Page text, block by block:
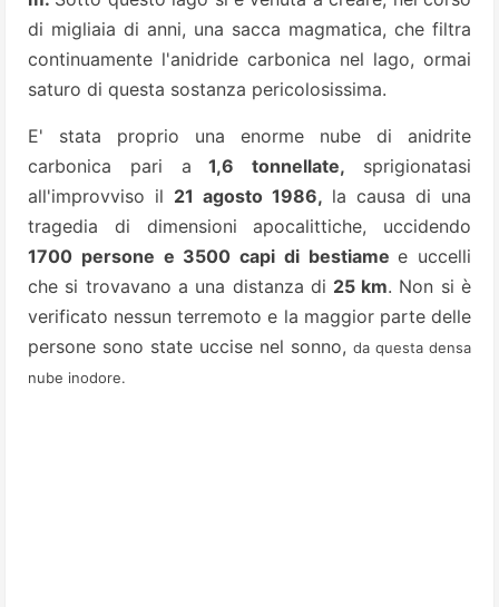
di migliaia di anni, una sacca magmatica, che filtra
continuamente l'anidride carbonica nel lago, ormai
saturo di questa sostanza pericolosissima.
E' stata proprio una enorme nube di anidrite
carbonica pari a 1,6 tonnellate, sprigionatasi
all'improvviso il 21 agosto 1986, la causa di una
tragedia di dimensioni apocalittiche, uccidendo
1700 persone e 3500 capi di bestiamee uccelli
che si trovavano a una distanza di 25 km. Non si è
verificato nessun terremoto e la maggior parte delle
persone sono state uccise nel sonno, da questa densa
nube inodore.